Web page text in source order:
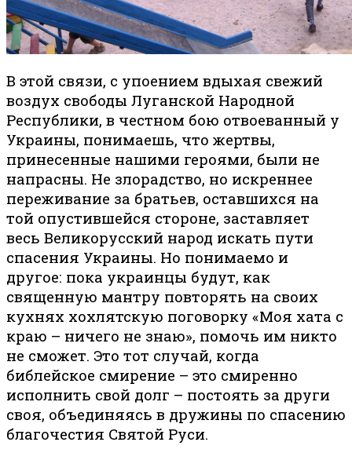
В этой связи, с упоением вдыхая свежий
воздух свободы Луганской Народной
Республики, в честном бою отвоеванный у
Украины, понимаешь, что жертвы,
принесенные нашими героями, были не
напрасны. Не злорадство, но искреннее
переживание за братьев, оставшихся на
той опустившейся стороне, заставляет
весь Великорусский народ искать пути
спасения Украины. Но понимаемо и
другое: пока украинцы будут, как
священную мантру повторять на своих
кухнях хохлятскую поговорку «Моя хата с
краю – ничего не знаю», помочь им никто
не сможет. Это тот случай, когда
библейское смирение – это смиренно
исполнить свой долг – постоять за други
своя, объединяясь в дружины по спасению
благочестия Святой Руси.